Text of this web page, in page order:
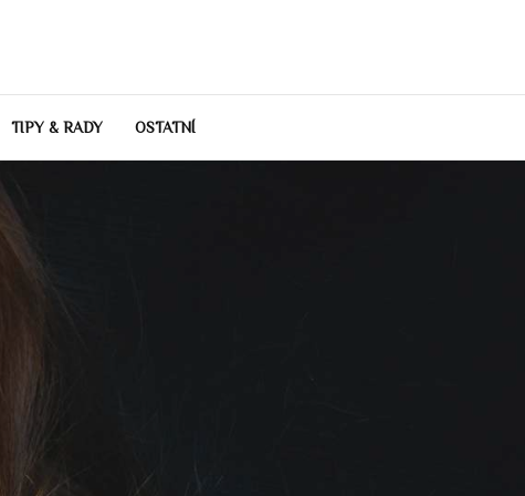
TIPY & RADY OSTATNÍ